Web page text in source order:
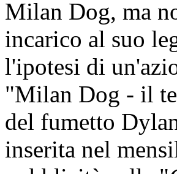
Milan Dog, ma
incarico al suo
l'ipotesi di
"Milan Dog - il
del fumetto
inserita nel